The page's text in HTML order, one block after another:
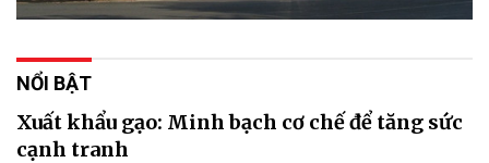
NỔI BẬT
Xuất khẩu gạo: Minh bạch cơ chế để tăng sức
cạnh tranh